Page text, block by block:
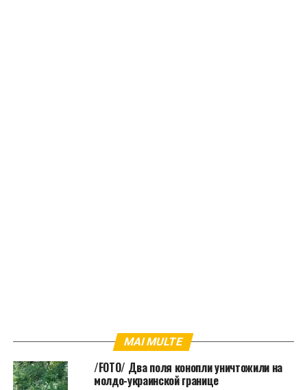
MAI MULTE
/FOTO/ Два поля конопли уничтожили на
молдо-украинской границе